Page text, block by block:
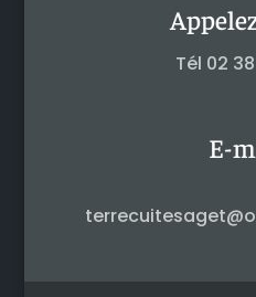
Tél 02 38
E-